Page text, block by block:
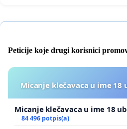
Peticije koje drugi korisnici
Micanje klečavaca u ime 18
Micanje klečavaca u ime 18
84 496 potpis(a)